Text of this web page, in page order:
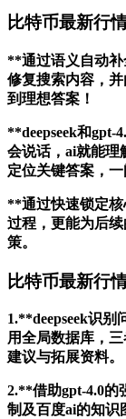
比特币最新行
**通过语义自动补
修复搜索内容，
到理想答案！
**deepseek和gpt-
会说话，ai就能理
定位关键答案，一
**通过快速锁定核
过程，更能为后
策。
比特币最新行
1.**deepseek识别
用全局数据库，
建议与拓展资料。
2.**借助gpt-4.0的
制及百度ai的知识